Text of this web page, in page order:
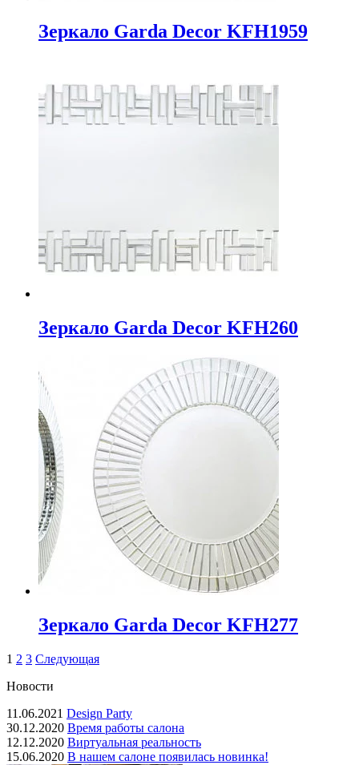
Зеркало Garda Decor KFH1959
Зеркало Garda Decor KFH260
Зеркало Garda Decor KFH277
1 2 3 Следующая
Новости
11.06.2021 Design Party
30.12.2020 Время работы салона
12.12.2020 Виртуальная реальность
15.06.2020 В нашем салоне появилась новинка!